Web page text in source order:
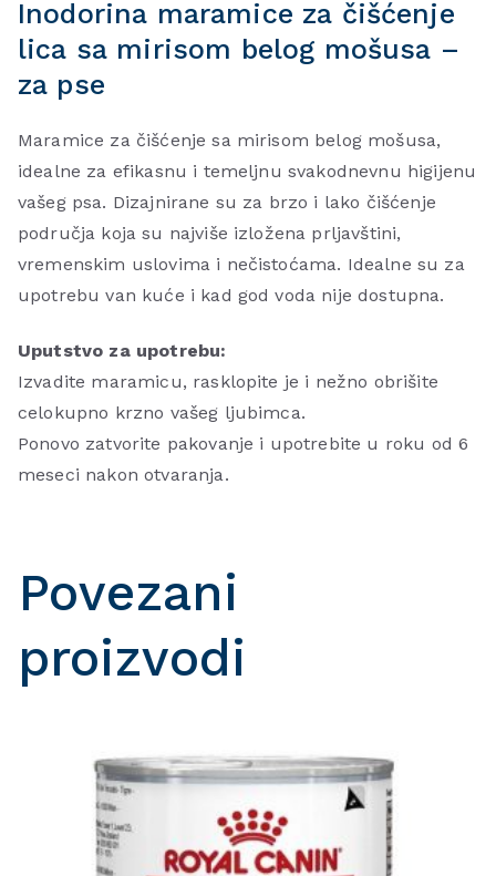
Inodorina maramice za čišćenje
lica sa mirisom belog mošusa –
za pse
Maramice za čišćenje sa mirisom belog mošusa,
idealne za efikasnu i temeljnu svakodnevnu higijenu
vašeg psa. Dizajnirane su za brzo i lako čišćenje
područja koja su najviše izložena prljavštini,
vremenskim uslovima i nečistoćama. Idealne su za
upotrebu van kuće i kad god voda nije dostupna.
Uputstvo za upotrebu:
Izvadite maramicu, rasklopite je i nežno obrišite
celokupno krzno vašeg ljubimca.
Ponovo zatvorite pakovanje i upotrebite u roku od 6
meseci nakon otvaranja.
Povezani
proizvodi